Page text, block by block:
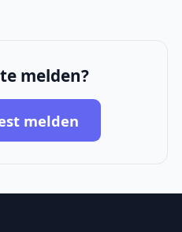
melden?
melden